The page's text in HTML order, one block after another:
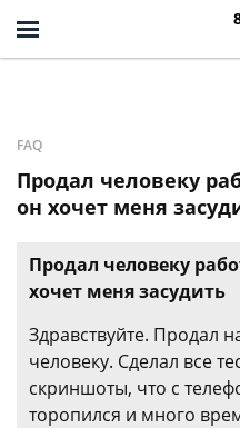
FAQ
Продал человеку
он хочет меня
Продал человеку
хочет меня засудить
Здравствуйте. Продал
человеку. Сделал все
скриншоты, что с
торопился и много